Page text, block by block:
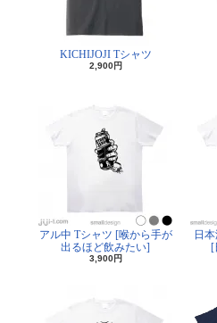
KICHIJOJI Tシャツ
2,900円
アル中 Tシャツ [喉から手が
出るほど飲みたい]
3,900円
日
[